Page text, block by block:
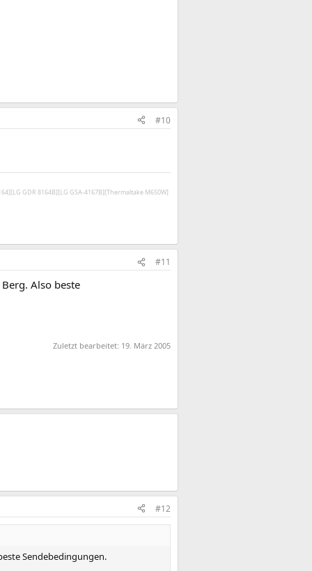
#10
GDR 8164B][LG GSA-4167B][Thermaltake M650W]
#11
Also beste
Zuletzt bearbeitet: 19. März 2005
#12
Sendebedingungen.